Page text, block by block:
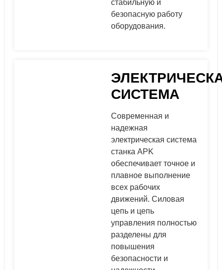
стабильную и
безопасную работу
оборудования.
СИСТЕМА
Современная и
надежная
электрическая система
станка APK
обеспечивает точное и
плавное выполнение
всех рабочих
движений. Силовая
цепь и цепь
управления полностью
разделены для
повышения
безопасности и